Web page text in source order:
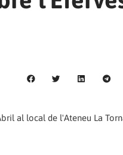
al local de l'Ateneu La